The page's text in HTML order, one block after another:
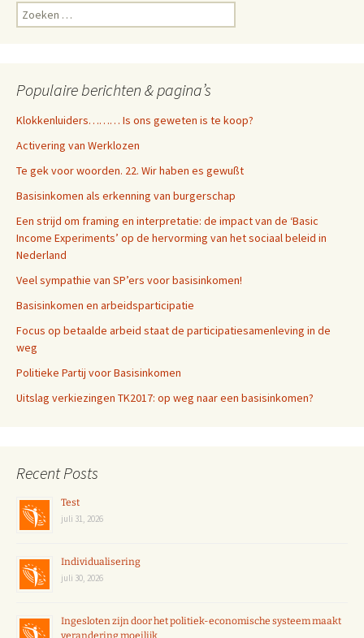
Zoeken
naar:
Populaire berichten & pagina’s
Klokkenluiders……… Is ons geweten is te koop?
Activering van Werklozen
Te gek voor woorden. 22. Wir haben es gewußt
Basisinkomen als erkenning van burgerschap
Een strijd om framing en interpretatie: de impact van de ‘Basic
Income Experiments’ op de hervorming van het sociaal beleid in
Nederland
Veel sympathie van SP’ers voor basisinkomen!
Basisinkomen en arbeidsparticipatie
Focus op betaalde arbeid staat de participatiesamenleving in de
weg
Politieke Partij voor Basisinkomen
Uitslag verkiezingen TK2017: op weg naar een basisinkomen?
Recent Posts
Test
juli 31, 2026
Individualisering
juli 30, 2026
Ingesloten zijn door het politiek-economische systeem maakt
verandering moeilijk